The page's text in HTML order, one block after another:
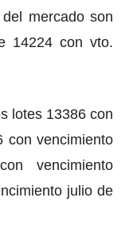
mercado son
14224 con vto.
lotes 13386 con
con vencimiento
vencimiento
julio de